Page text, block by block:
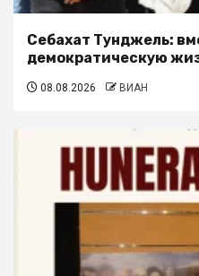
Себахат Тунджель:
демократическую
08.08.2026 ВИАН